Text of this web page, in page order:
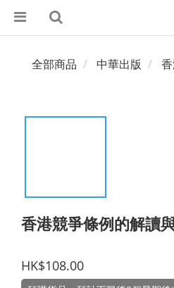
全部商品 中華出版
香港競爭條例的解讀
HK$108.00